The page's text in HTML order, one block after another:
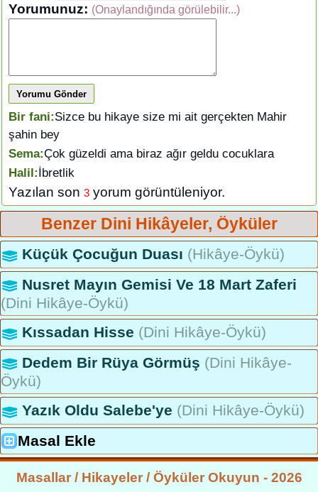
Yorumunuz: (Onaylandığında görülebilir...)
Yorumu Gönder
Bir fani:Sizce bu hikaye size mi ait gerçekten Mahir
şahin bey
Sema:Çok güzeldi ama biraz ağır geldu cocuklara
Halil:İbretlik
Yazılan son 3 yorum görüntüleniyor.
Benzer Dini Hikâyeler, Öyküler
Küçük Çocuğun Duası (Hikâye-Öykü)
Nusret Mayın Gemisi Ve 18 Mart Zaferi
(Dini Hikâye-Öykü)
Kıssadan Hisse (Dini Hikâye-Öykü)
Dedem Bir Rüya Görmüş (Dini Hikâye-
Öykü)
Yazık Oldu Salebe'ye (Dini Hikâye-Öykü)
Masal Ekle
Masallar / Hikayeler / Öyküler Okuyun - 2026